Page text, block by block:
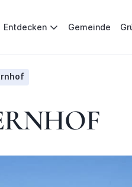
Entdecken Gemeinde